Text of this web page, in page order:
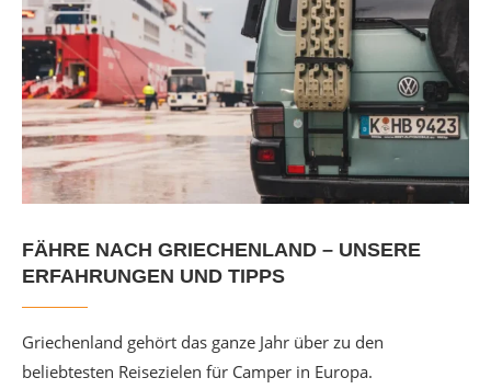
FÄHRE NACH GRIECHENLAND – UNSERE
ERFAHRUNGEN UND TIPPS
Griechenland gehört das ganze Jahr über zu den
beliebtesten Reisezielen für Camper in Europa.